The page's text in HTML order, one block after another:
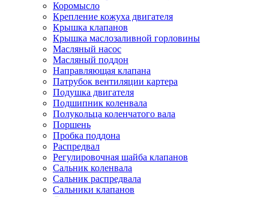
Коромысло
Крепление кожуха двигателя
Крышка клапанов
Крышка маслозаливной горловины
Масляный насос
Масляный поддон
Направляющая клапана
Патрубок вентиляции картера
Подушка двигателя
Подшипник коленвала
Полукольца коленчатого вала
Поршень
Пробка поддона
Распредвал
Регулировочная шайба клапанов
Сальник коленвала
Сальник распредвала
Сальники клапанов